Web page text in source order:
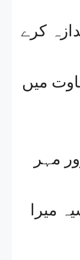
کرے
میں
مہر
میرا